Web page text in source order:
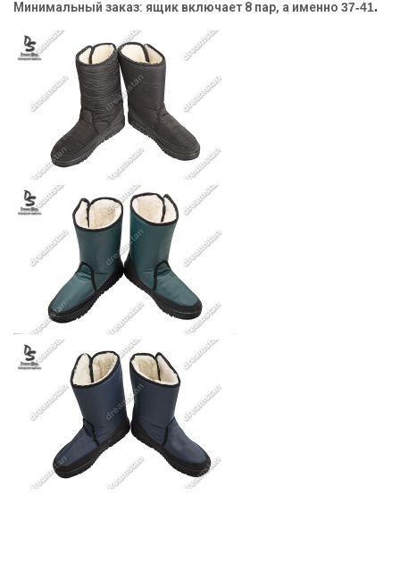
Минимальный заказ: ящик включает 8 пар, а именно 37-41.